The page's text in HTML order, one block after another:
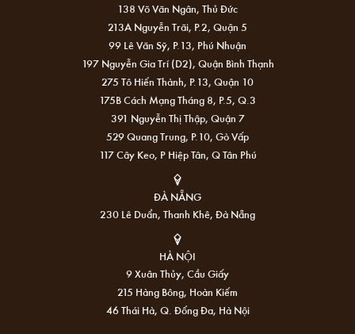
138 Võ Văn Ngân, Thủ Đức
213A Nguyễn Trãi, P.2, Quận 5
99 Lê Văn Sỹ, P.13, Phú Nhuận
197 Nguyễn Gia Trí (D2), Quận Bình Thạnh
275 Tô Hiến Thành, P.13, Quận 10
175B Cách Mạng Tháng 8, P.5, Q.3
391 Nguyễn Thị Thập, Quận 7
529 Quang Trung, P.10, Gò Vấp
117 Cây Keo, P Hiệp Tân, Q Tân Phú
ĐÀ NẴNG
230 Lê Duẩn, Thanh Khê, Đà Nẵng
HÀ NỘI
9 Xuân Thủy, Cầu Giấy
215 Hàng Bông, Hoàn Kiếm
46 Thái Hà, Q. Đống Đa, Hà Nội